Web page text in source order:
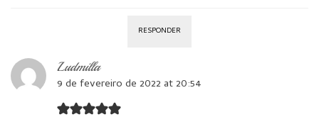
RESPONDER
Ludmilla
9 de fevereiro de 2022 at 20:54